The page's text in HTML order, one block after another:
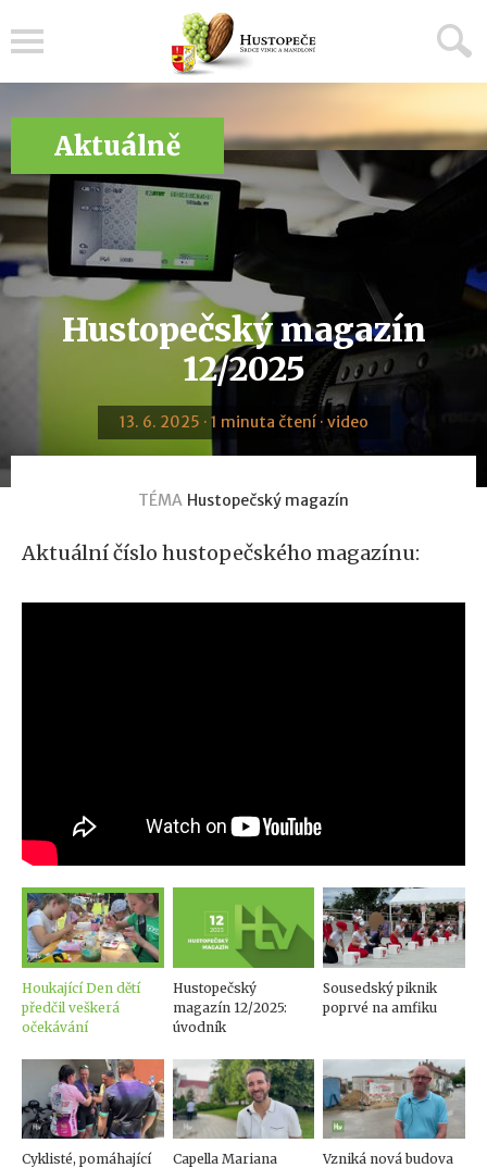
Aktuálně
Hustopečský magazín
12/2025
13. 6. 2025 · 1 minuta čtení · video
TÉMA Hustopečský magazín
Aktuální číslo hustopečského magazínu:
Houkající Den dětí
předčil veškerá
očekávání
Hustopečský
magazín 12/2025:
úvodník
Sousedský piknik
poprvé na amfiku
Cyklisté, pomáhající
Capella Mariana
Vzniká nová budova